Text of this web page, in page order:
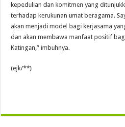
kepedulian dan komitmen yang
terhadap kerukunan umat beragama.
akan menjadi model bagi kerjasama
dan akan membawa manfaat positif
Katingan,” imbuhnya.
(ejk/**)